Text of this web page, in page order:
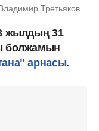
Третьяков
жылдың 31
болжамын
арнасы.